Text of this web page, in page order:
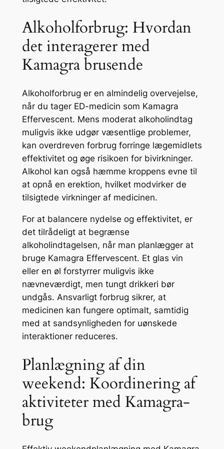
Alkoholforbrug: Hvordan
det interagerer med
Kamagra brusende
Alkoholforbrug er en almindelig overvejelse,
når du tager ED-medicin som Kamagra
Effervescent. Mens moderat alkoholindtag
muligvis ikke udgør væsentlige problemer,
kan overdreven forbrug forringe lægemidlets
effektivitet og øge risikoen for bivirkninger.
Alkohol kan også hæmme kroppens evne til
at opnå en erektion, hvilket modvirker de
tilsigtede virkninger af medicinen.
For at balancere nydelse og effektivitet, er
det tilrådeligt at begrænse
alkoholindtagelsen, når man planlægger at
bruge Kamagra Effervescent. Et glas vin
eller en øl forstyrrer muligvis ikke
nævneværdigt, men tungt drikkeri bør
undgås. Ansvarligt forbrug sikrer, at
medicinen kan fungere optimalt, samtidig
med at sandsynligheden for uønskede
interaktioner reduceres.
Planlægning af din
weekend: Koordinering af
aktiviteter med Kamagra-
brug